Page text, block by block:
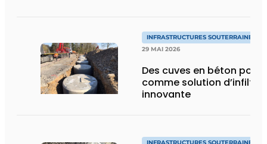
INFRASTRUCTURES SOUTERRAINES
29 MAI 2026
Des cuves en béton
comme solution
innovante